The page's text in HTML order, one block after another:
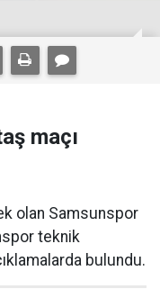
maçı
olan Samsunspor
teknik
bulundu.